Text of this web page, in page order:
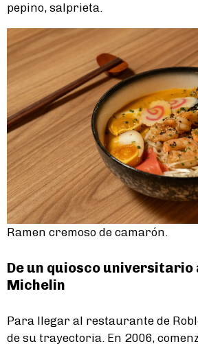
pepino, salprieta.
Ramen cremoso de camarón.
De un quiosco universitario
Michelin
Para llegar al restaurante de
de su trayectoria. En 2006,